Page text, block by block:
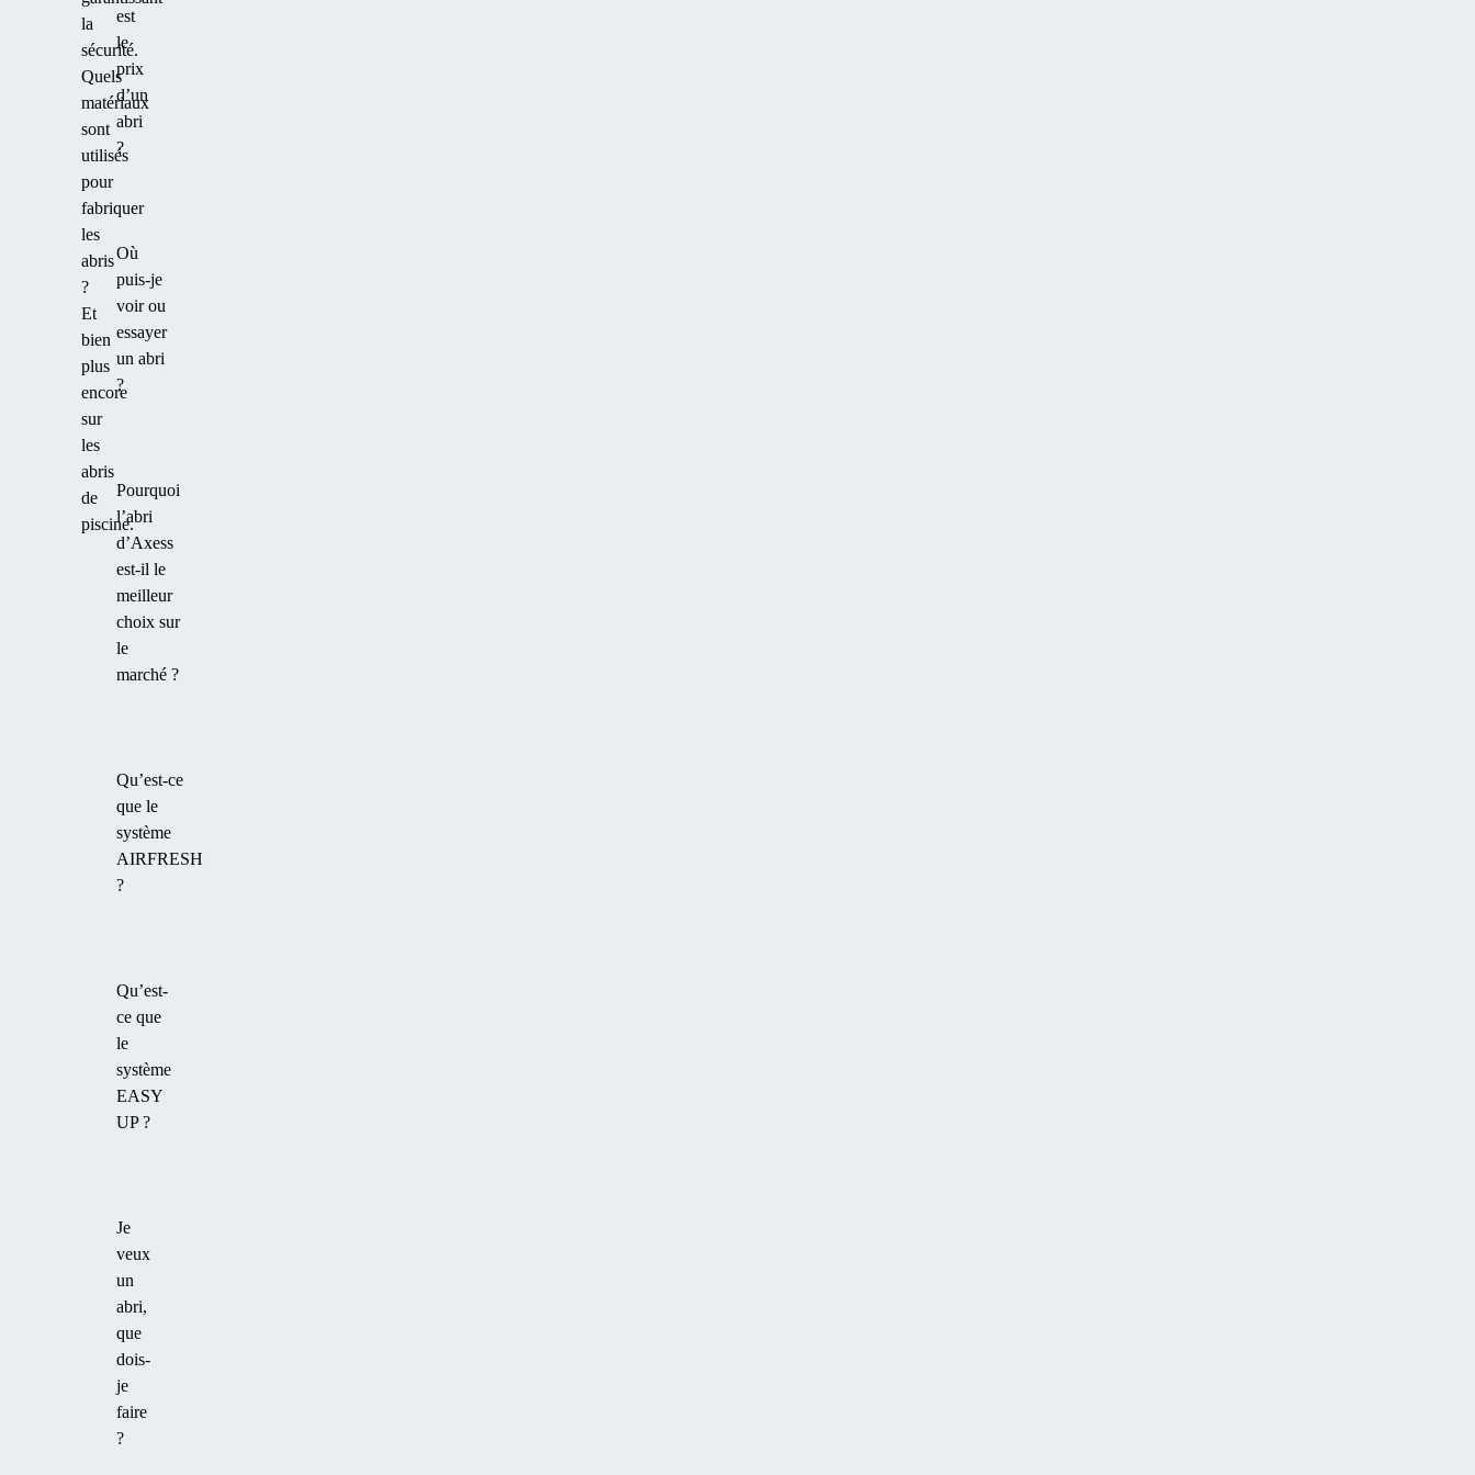
la
sécurité.
Quels
matériaux
sont
utilisés
pour
fabriquer
les
abris
?
Et
bien
plus
encore
sur
les
abris
de
piscine.
est
le
prix
d’un
abri
?
Où
puis-je
voir ou
essayer
un abri
?
Pourquoi
l’abri
d’Axess
est-il le
meilleur
choix sur
le
marché ?
Qu’est-ce
que le
système
AIRFRESH
?
Qu’est-
ce que
le
système
EASY
UP ?
Je
veux
un
abri,
que
dois-
je
faire
?